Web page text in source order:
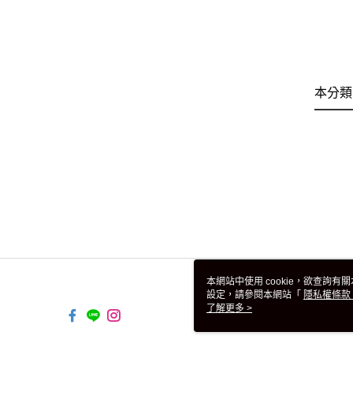
本分
本網站中使用 cookie，欲查詢有
設定，請參閱本網站「 隱私權條款
使用 cookie。
了解更多 >